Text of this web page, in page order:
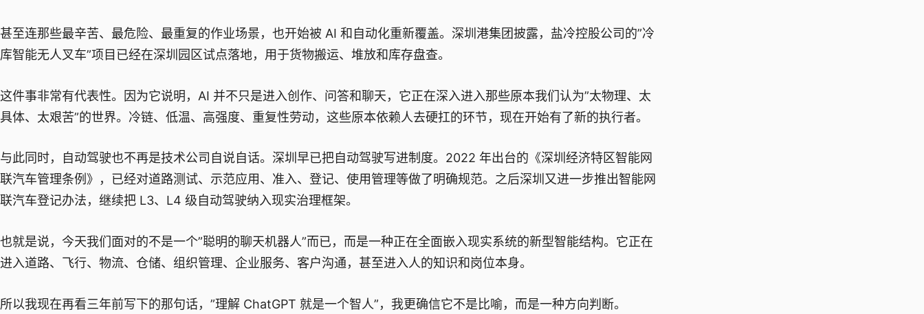
甚至连那些最辛苦、最危险、最重复的作业场景，也开始被 AI 和自动化重新覆盖。深圳港集团披露，盐冷控股公司的”冷
库智能无人叉车”项目已经在深圳园区试点落地，用于货物搬运、堆放和库存盘查。
这件事非常有代表性。因为它说明，AI 并不只是进入创作、问答和聊天，它正在深入进入那些原本我们认为”太物理、太
具体、太艰苦”的世界。冷链、低温、高强度、重复性劳动，这些原本依赖人去硬扛的环节，现在开始有了新的执行者。
与此同时，自动驾驶也不再是技术公司自说自话。深圳早已把自动驾驶写进制度。2022 年出台的《深圳经济特区智能网
联汽车管理条例》，已经对道路测试、示范应用、准入、登记、使用管理等做了明确规范。之后深圳又进一步推出智能网
联汽车登记办法，继续把 L3、L4 级自动驾驶纳入现实治理框架。
也就是说，今天我们面对的不是一个”聪明的聊天机器人”而已，而是一种正在全面嵌入现实系统的新型智能结构。它正在
进入道路、飞行、物流、仓储、组织管理、企业服务、客户沟通，甚至进入人的知识和岗位本身。
所以我现在再看三年前写下的那句话，”理解 ChatGPT 就是一个智人”，我更确信它不是比喻，而是一种方向判断。